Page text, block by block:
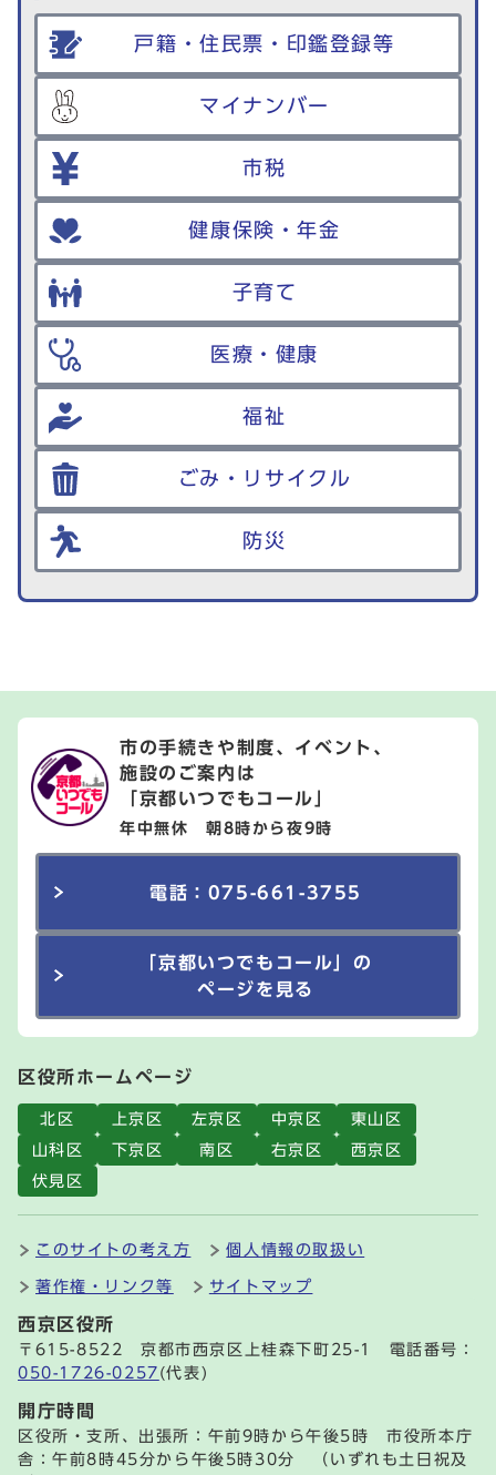
戸籍・住民票・印鑑登録等
マイナンバー
市税
健康保険・年金
子育て
医療・健康
福祉
ごみ・リサイクル
防災
市の手続きや制度、イベント、
施設のご案内は
「京都いつでもコール」
年中無休 朝8時から夜9時
電話：075-661-3755
「京都いつでもコール」の
ページを見る
区役所ホームページ
北区 上京区 左京区 中京区
東山区
山科区
下京区 南区 右京区
西京区
伏見区
このサイトの考え方 個人情報の取扱い
著作権・リンク等 サイトマップ
西京区役所
〒615-8522 京都市西京区上桂森下町25-1 電話番号：
050-1726-0257 (代表)
開庁時間
区役所・支所、出張所：午前9時から午後5時 市役所本庁
舎：午前8時45分から午後5時30分 （いずれも土日祝及